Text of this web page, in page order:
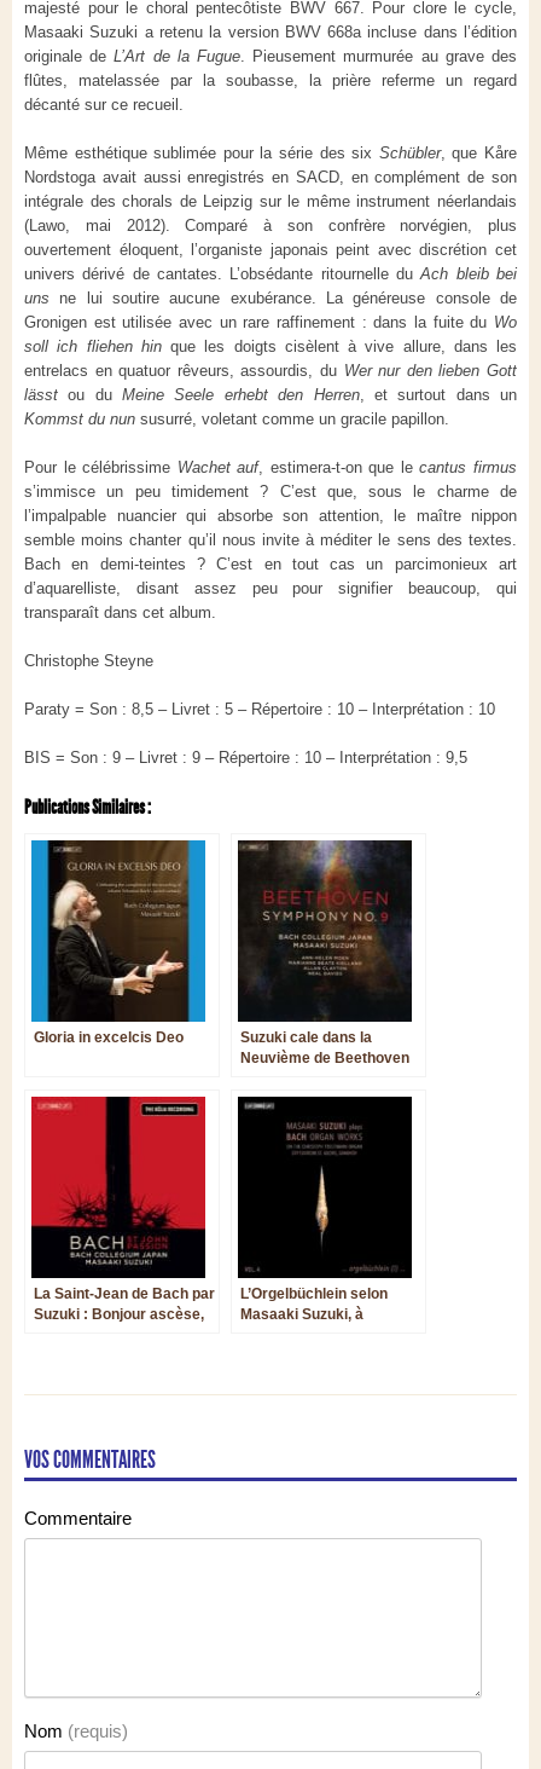
majesté pour le choral pentecôtiste BWV 667. Pour clore le cycle,
Masaaki Suzuki a retenu la version BWV 668a incluse dans l’édition
originale deL’Art de la Fugue . Pieusement murmurée au grave des
flûtes, matelassée par la soubasse, la prière referme un regard
décanté sur ce recueil.
Même esthétique sublimée pour la série des six Schübler, que Kåre
Nordstoga avait aussi enregistrés en SACD, en complément de son
intégrale des chorals de Leipzig sur le même instrument néerlandais
(Lawo, mai 2012). Comparé à son confrère norvégien, plus
ouvertement éloquent, l’organiste japonais peint avec discrétion cet
univers dérivé de cantates. L’obsédante ritournelle duAch bleib bei
uns ne lui soutire aucune exubérance. La généreuse console de
Gronigen est utilisée avec un rare raffinement : dans la fuite du Wo
soll ich fliehen hinque les doigts cisèlent à vive allure, dans les
entrelacs en quatuor rêveurs, assourdis, du Wer nur den lieben Gott
lässt ou duMeine Seele erhebt den Herren, et surtout dans un
Kommst du nun susurré, voletant comme un gracile papillon.
Pour le célébrissime Wachet auf, estimera-t-on que lecantus firmus
s’immisce un peu timidement ? C’est que, sous le charme de
l’impalpable nuancier qui absorbe son attention, le maître nippon
semble moins chanter qu’il nous invite à méditer le sens des textes.
Bach en demi-teintes ? C’est en tout cas un parcimonieux art
d’aquarelliste, disant assez peu pour signifier beaucoup, qui
transparaît dans cet album.
Christophe Steyne
Paraty = Son : 8,5 – Livret : 5 – Répertoire : 10 – Interprétation : 10
BIS = Son : 9 – Livret : 9 – Répertoire : 10 – Interprétation : 9,5
Publications Similaires :
Gloria in excelcis Deo
Suzuki cale dans la
Neuvième de Beethoven
La Saint-Jean de Bach par
Suzuki : Bonjour ascèse,
L’Orgelbüchlein selon
Masaaki Suzuki, à
VOS COMMENTAIRES
Commentaire
Nom (requis)